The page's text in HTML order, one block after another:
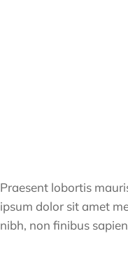
Praesent lobortis
ipsum dolor sit amet
nibh, non finibus